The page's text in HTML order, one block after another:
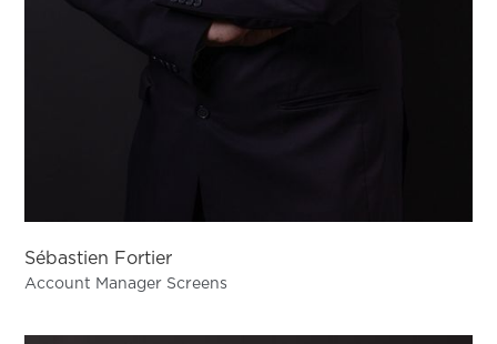
Sébastien Fortier
Account Manager Screens